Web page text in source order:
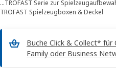
…TROFAST Serie zur
TROFAST Spielzeugboxen & Deckel
Buche Click & Collect* für
Family oder Business